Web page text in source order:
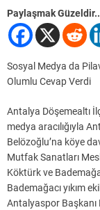
Paylaşmak Güzeldir..
Sosyal Medya da
Olumlu Cevap Verdi
Antalya Döşemealtı
medya aracılığıyla
Belözoğlu’na köye
Mutfak Sanatları
Köktürk ve
Bademağacı yıkım
Antalyaspor Başkanı